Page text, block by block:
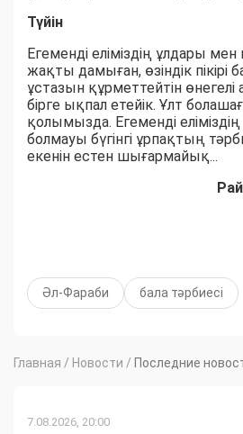
Түйін
Егеменді еліміздің ұлдары
жақты дамыған, өзіндік пікірі
ұстазын құрметтейтін
бірге ықпал етейік. Ұлт
қолымызда. Егеменді
болмауы бүгінгі ұрпақтың
екенін естен шығармайық...
Әл-Фараби бала тәрбиесі
Главная / Новости / Последние
7.08.2026, 20:00